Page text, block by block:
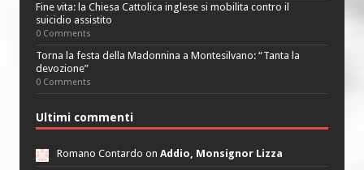
Fine vita: la Chiesa Cattolica inglese si mobilita contro il
suicidio assistito
0 Comments
Torna la festa della Madonnina a Montesilvano: “Tanta la
devozione”
0 Comments
Ultimi commenti
Romano Contardo on Addio, Monsignor Lizza